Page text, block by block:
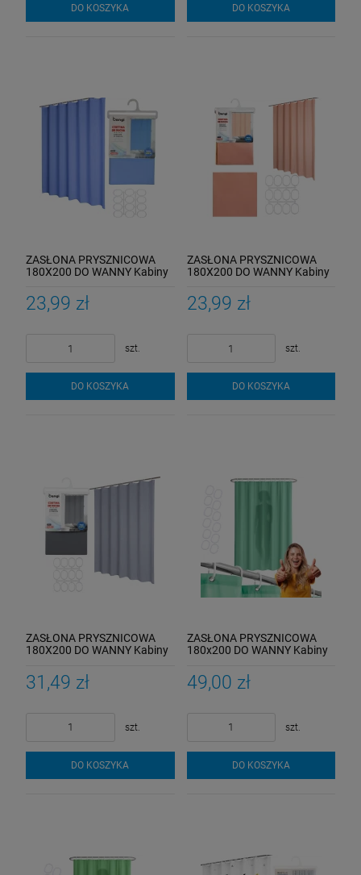
DO KOSZYKA DO KOSZYKA
ZASŁONA PRYSZNICOWA
180X200 DO WANNY Kabiny
KOBALT
23,99 zł
szt.
DO KOSZYKA
ZASŁONA PRYSZNICOWA
180X200 DO WANNY Kabiny
RÓŻOWA
23,99 zł
szt.
DO KOSZYKA
ZASŁONA PRYSZNICOWA
180X200 DO WANNY Kabiny
SZARA
31,49 zł
szt.
DO KOSZYKA
ZASŁONA PRYSZNICOWA
180x200 DO WANNY Kabiny
Zielona
49,00 zł
szt.
DO KOSZYKA